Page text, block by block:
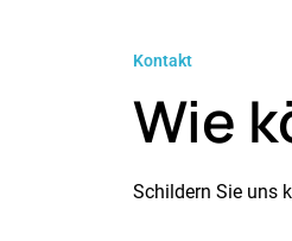
Kontakt
Wie
Schildern Sie uns